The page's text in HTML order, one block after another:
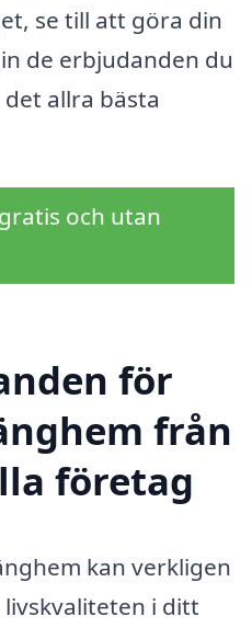
se till att göra din
de erbjudanden du
allra bästa
och utan
för
från
företag
kan verkligen
i ditt